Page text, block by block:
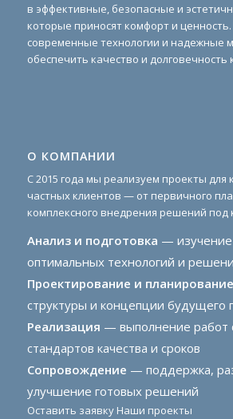
в эффективные, безопасные и
которые приносят комфорт и
современные технологии и надежные
обеспечить качество и долговечность
О КОМПАНИИ
С 2015 года мы реализуем проекты для
частных клиентов — от первичного
комплексного внедрения решений под
Анализ и подготовка —
оптимальных технологий и
Проектирование и планирование
структуры и концепции будущего
Реализация — выполнение работ
стандартов качества и сроков
Сопровождение — поддержка,
улучшение готовых решений
Оставить заявку Наши проекты